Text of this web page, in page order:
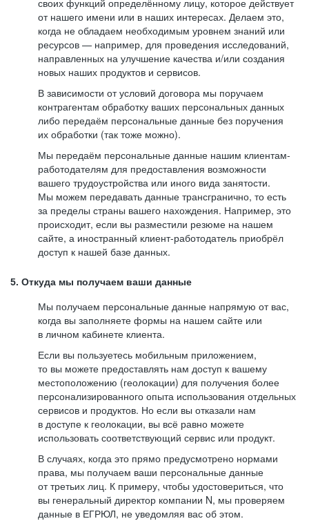
своих функций определённому лицу, которое действует
от нашего имени или в наших интересах. Делаем это,
когда не обладаем необходимым уровнем знаний или
ресурсов — например, для проведения исследований,
направленных на улучшение качества и/или создания
новых наших продуктов и сервисов.
В зависимости от условий договора мы поручаем
контрагентам обработку ваших персональных данных
либо передаём персональные данные без поручения
их обработки (так тоже можно).
Мы передаём персональные данные нашим клиентам-
работодателям для предоставления возможности
вашего трудоустройства или иного вида занятости.
Мы можем передавать данные трансгранично, то есть
за пределы страны вашего нахождения. Например, это
происходит, если вы разместили резюме на нашем
сайте, а иностранный клиент-работодатель приобрёл
доступ к нашей базе данных.
5. Откуда мы получаем ваши данные
Мы получаем персональные данные напрямую от вас,
когда вы заполняете формы на нашем сайте или
в личном кабинете клиента.
Если вы пользуетесь мобильным приложением,
то вы можете предоставлять нам доступ к вашему
местоположению (геолокации) для получения более
персонализированного опыта использования отдельных
сервисов и продуктов. Но если вы отказали нам
в доступе к геолокации, вы всё равно можете
использовать соответствующий сервис или продукт.
В случаях, когда это прямо предусмотрено нормами
права, мы получаем ваши персональные данные
от третьих лиц. К примеру, чтобы удостовериться, что
вы генеральный директор компании N, мы проверяем
данные в ЕГРЮЛ, не уведомляя вас об этом.